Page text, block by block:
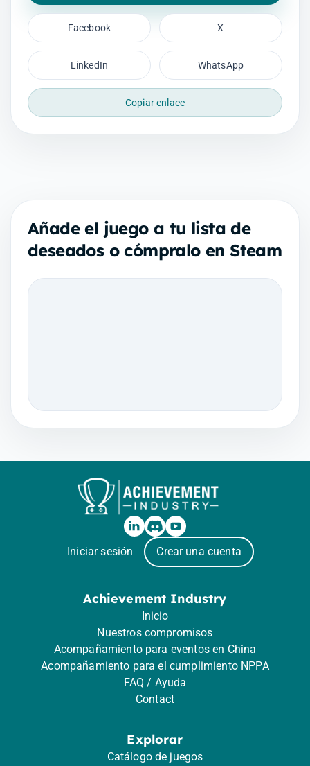
Facebook X
LinkedIn WhatsApp
Copiar enlace
Añade el juego a tu lista de
deseados o cómpralo en Steam
Iniciar sesión Crear una cuenta
Achievement Industry
Inicio
Nuestros compromisos
Acompañamiento para eventos en China
Acompañamiento para el cumplimiento NPPA
FAQ / Ayuda
Contact
Explorar
Catálogo de juegos